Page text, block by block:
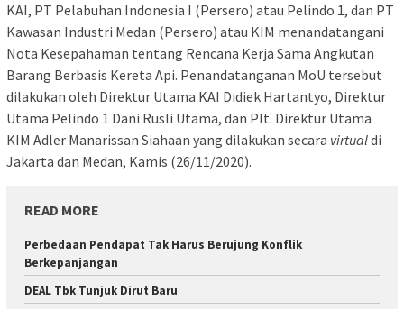
KAI, PT Pelabuhan Indonesia I (Persero) atau Pelindo 1, dan PT
Kawasan Industri Medan (Persero) atau KIM menandatangani
Nota Kesepahaman tentang Rencana Kerja Sama Angkutan
Barang Berbasis Kereta Api. Penandatanganan MoU tersebut
dilakukan oleh Direktur Utama KAI Didiek Hartantyo, Direktur
Utama Pelindo 1 Dani Rusli Utama​, dan Plt. Direktur Utama
KIM Adler Manarissan Siahaan yang dilakukan secara virtualdi
Jakarta dan Medan, Kamis (26/11/2020).
READ MORE
Perbedaan Pendapat Tak Harus Berujung Konflik
Berkepanjangan
DEAL Tbk Tunjuk Dirut Baru